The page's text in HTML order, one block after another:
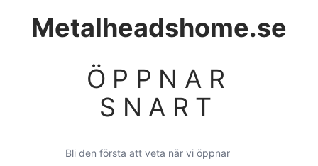
Metalheadshome.se
ÖPPNAR
SNART
Bli den första att veta när vi öppnar